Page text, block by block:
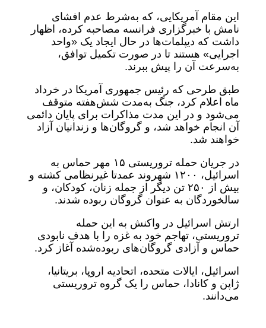
این مقام آمریکایی، که به‌شرط عدم افشای
نامش با خبرگزاری فرانسه مصاحبه کرده، اظهار
داشت که دیپلمات‌ها در حال ایجاد یک «واحد
اجرایی» هستند تا در صورت تکمیل توافق،
به‌سرعت آن را پیش ببرند.
طبق طرحی که رئیس جمهوری آمریکا در خرداد
ماه اعلام کرد، جنگ به‌مدت شش‌هفته متوقف
می‌شود و در این مدت مذاکرات برای پایان دائمی
آن انجام خواهد شد، و گروگان‌ها و زندانیان آزاد
خواهند شد.
در جریان حمله تروریستی ۱۵ مهر حماس به
اسرائیل، ۱۲۰۰ شهروند عمدتا غیرنظامی کشته و
بیش از ۲۵۰ تن دیگر از جمله زنان، کودکان، و
سالخوردگان به عنوان گروگان ربوده شدند.
ارتش اسرائیل در واکنش به این حمله
تروریستی، تهاجم خود به غزه را با هدف نابودی
حماس و آزادی گروگان‌های ربوده‌شده آغاز کرد.
اسرائیل، ایالات متحده، اتحادیه اروپا، بریتانیا،
ژاپن و کانادا، حماس را یک گروه تروریستی
می‌دانند.